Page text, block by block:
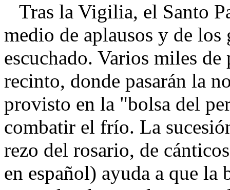
Tras la Vigilia, el Santo
medio de aplausos y de los
escuchado. Varios miles de
recinto, donde pasarán la
provisto en la "bolsa del
combatir el frío. La
rezo del rosario, de
en español) ayuda a que la